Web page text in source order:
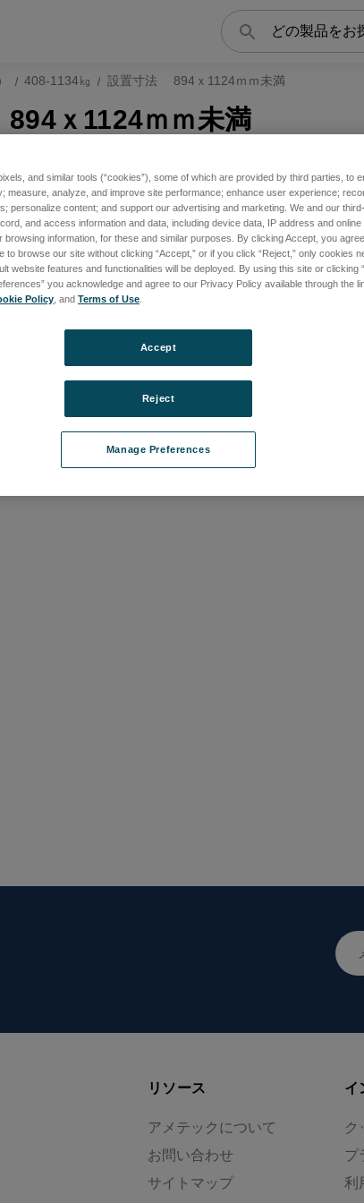
検
索
408-1134㎏ 設置寸法 894ｘ1124ｍｍ未満
ｘ1124ｍｍ未満
メ
ー
リソース
アメテックについて
お問い合わせ
サイトマップ
イ
ク
プ
利
and similar tools (“cookies”), some of which are provided by third parties, to
measure, analyze, and improve site performance; enhance user experience;
personalize content; and support our advertising and marketing. We and our
and access information and data, including device data, IP address and online
browsing information, for these and similar purposes. By clicking Accept, you
to browse our site without clicking “Accept,” or if you click “Reject,” only cookies
website features and functionalities will be deployed. By using this site or clicking
you acknowledge and agree to our Privacy Policy available through the
Policy , and Terms of Use
Manage Preferences
Reject
Accept